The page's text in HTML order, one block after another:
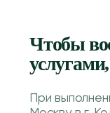
Чтобы
При